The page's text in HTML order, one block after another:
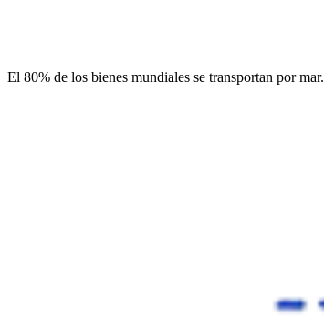
El 80% de los bienes mundiales se transportan por mar.